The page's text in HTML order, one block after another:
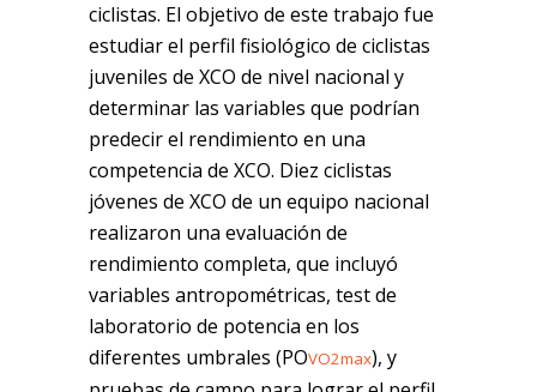
ciclistas. El objetivo de este trabajo fue
estudiar el perfil fisiológico de ciclistas
juveniles de XCO de nivel nacional y
determinar las variables que podrían
predecir el rendimiento en una
competencia de XCO. Diez ciclistas
jóvenes de XCO de un equipo nacional
realizaron una evaluación de
rendimiento completa, que incluyó
variables antropométricas, test de
laboratorio de potencia en los
diferentes umbrales (POVO2max), y